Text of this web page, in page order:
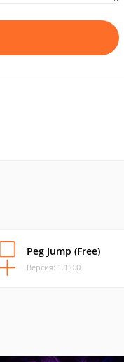
Peg Jump (Free)
Версия: 1.1.0.0